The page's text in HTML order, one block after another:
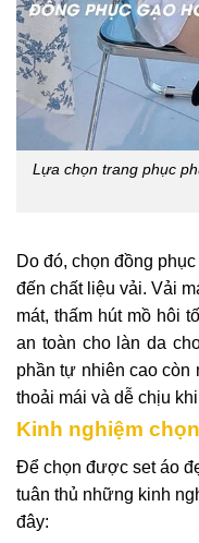
Lựa chọn trang phục
Do đó, chọn đồng
đến chất liệu vải. Vải
mát, thấm hút mồ hôi
an toàn cho làn da
phần tự nhiên cao còn
thoải mái và dễ chịu
Kinh nghiệm
Để chọn được set áo
tuân thủ những kinh
đây: